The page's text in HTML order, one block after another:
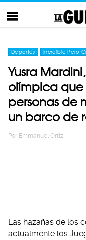
Deportes Increíble Pero
Yusra
olímpica que
personas de
un barco de
Por Emmanuel Ortiz
Las hazañas de los
actualmente los